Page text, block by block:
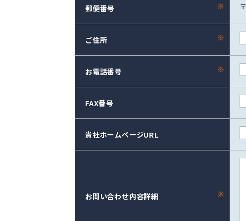
郵便番号 ※ 〒
ご住所 ※
お電話番号 ※
FAX番号
貴社ホームページURL
お問い合わせ内容詳細 ※